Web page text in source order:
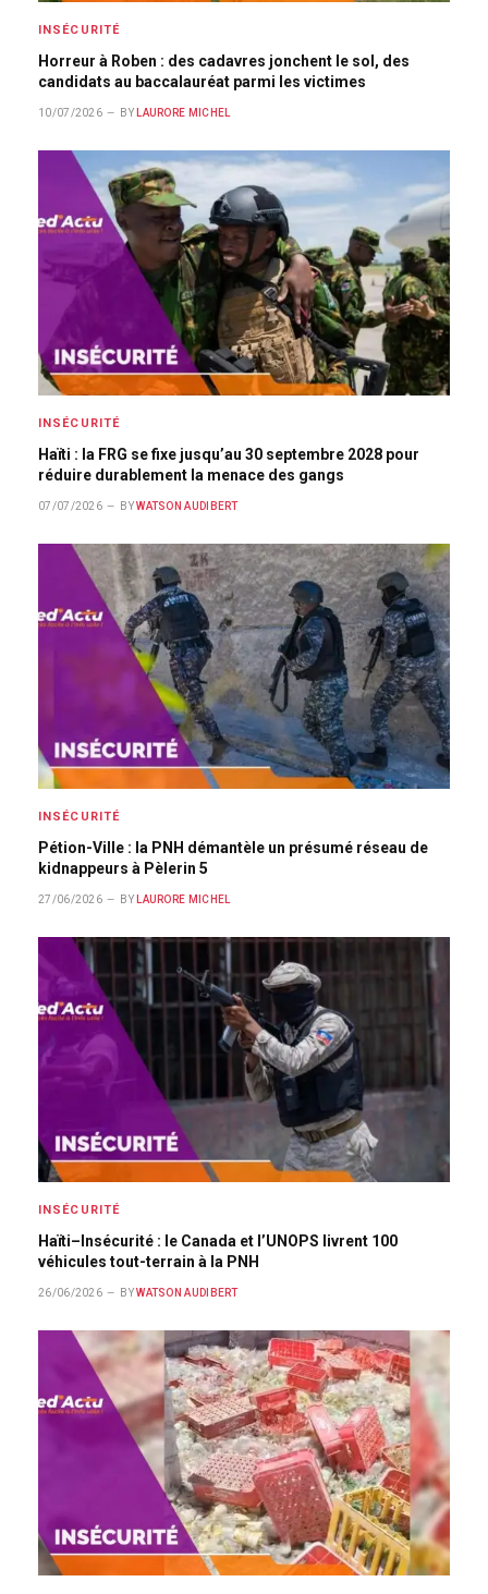
INSÉCURITÉ
Horreur à Roben : des cadavres jonchent le sol, des
candidats au baccalauréat parmi les victimes
10/07/2026 BY LAURORE MICHEL
INSÉCURITÉ
Haïti : la FRG se fixe jusqu’au 30 septembre 2028 pour
réduire durablement la menace des gangs
07/07/2026 BY WATSON AUDIBERT
INSÉCURITÉ
Pétion-Ville : la PNH démantèle un présumé réseau de
kidnappeurs à Pèlerin 5
27/06/2026 BY LAURORE MICHEL
INSÉCURITÉ
Haïti–Insécurité : le Canada et l’UNOPS livrent 100
véhicules tout-terrain à la PNH
26/06/2026 BY WATSON AUDIBERT